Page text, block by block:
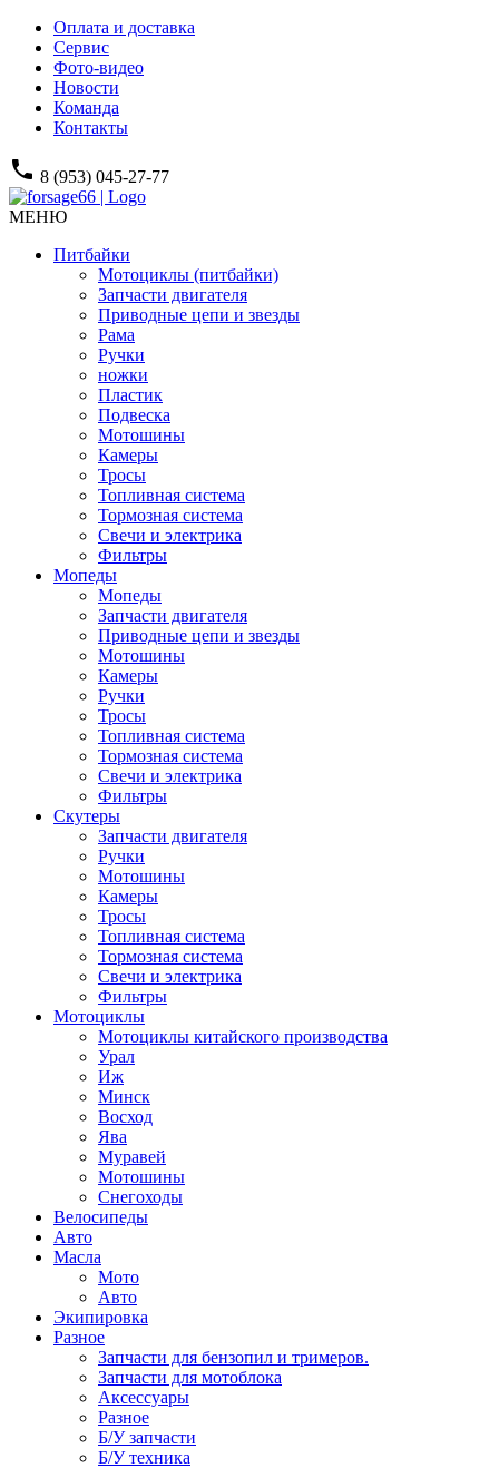
Оплата и доставка
Сервис
Фото-видео
Новости
Команда
Контакты
phone 8 (953) 045-27-77
МЕНЮ
Питбайки
Мотоциклы (питбайки)
Запчасти двигателя
Приводные цепи и звезды
Рама
Ручки
ножки
Пластик
Подвеска
Мотошины
Камеры
Тросы
Топливная система
Тормозная система
Свечи и электрика
Фильтры
Мопеды
Мопеды
Запчасти двигателя
Приводные цепи и звезды
Мотошины
Камеры
Ручки
Тросы
Топливная система
Тормозная система
Свечи и электрика
Фильтры
Cкутеры
Запчасти двигателя
Ручки
Мотошины
Камеры
Тросы
Топливная система
Тормозная система
Свечи и электрика
Фильтры
Мотоциклы
Мотоциклы китайского производства
Урал
Иж
Минск
Восход
Ява
Муравей
Мотошины
Снегоходы
Велосипеды
Авто
Масла
Мото
Авто
Экипировка
Разное
Запчасти для бензопил и тримеров.
Запчасти для мотоблока
Аксессуары
Разное
Б/У запчасти
Б/У техника